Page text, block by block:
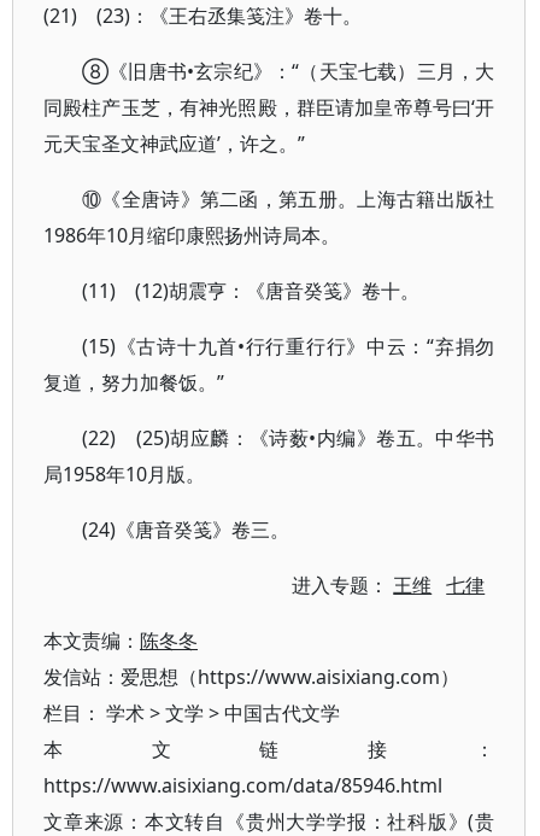
(21) (23)：《王右丞集笺注》卷十。
⑧《旧唐书•玄宗纪》：“（天宝七载）三月，大
同殿柱产玉芝，有神光照殿，群臣请加皇帝尊号曰‘开
元天宝圣文神武应道’，许之。”
⑩《全唐诗》第二函，第五册。上海古籍出版社
1986年10月缩印康熙扬州诗局本。
(11) (12)胡震亨：《唐音癸笺》卷十。
(15)《古诗十九首•行行重行行》中云：“弃捐勿
复道，努力加餐饭。”
(22) (25)胡应麟：《诗薮•内编》卷五。中华书
局1958年10月版。
(24)《唐音癸笺》卷三。
进入专题：王维 七律
本文责编： 陈冬冬
发信站：爱思想（https://www.aisixiang.com）
栏目： 学术>文学 >中国古代文学
本文链接：
https://www.aisixiang.com/data/85946.html
文章来源：本文转自《贵州大学学报：社科版》(贵